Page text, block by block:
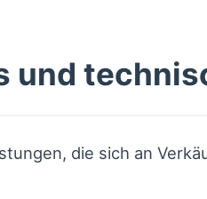
und
die sich an